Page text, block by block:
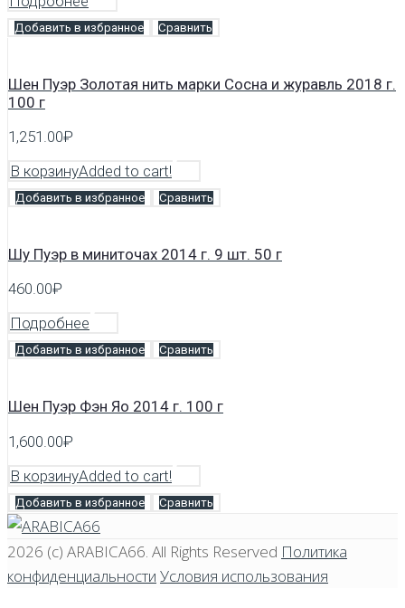
Добавить в избранное Сравнить
Шен Пуэр Золотая нить марки Сосна и журавль 2018 г.
100 г
1,251.00₽
В корзинуAdded to cart!
Добавить в избранное Сравнить
Шу Пуэр в миниточах 2014 г. 9 шт. 50 г
460.00₽
Подробнее
Добавить в избранное Сравнить
Шен Пуэр Фэн Яо 2014 г. 100 г
1,600.00₽
В корзинуAdded to cart!
Добавить в избранное Сравнить
2026 (c) ARABICA66 . All Rights Reserved Политика
конфиденциальности Условия использования